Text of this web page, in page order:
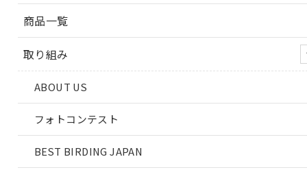
商品一覧
取り組み
ABOUT US
フォトコンテスト
BEST BIRDING JAPAN